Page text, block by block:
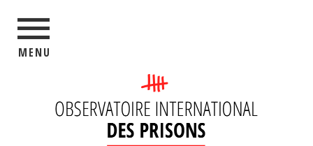
MENU